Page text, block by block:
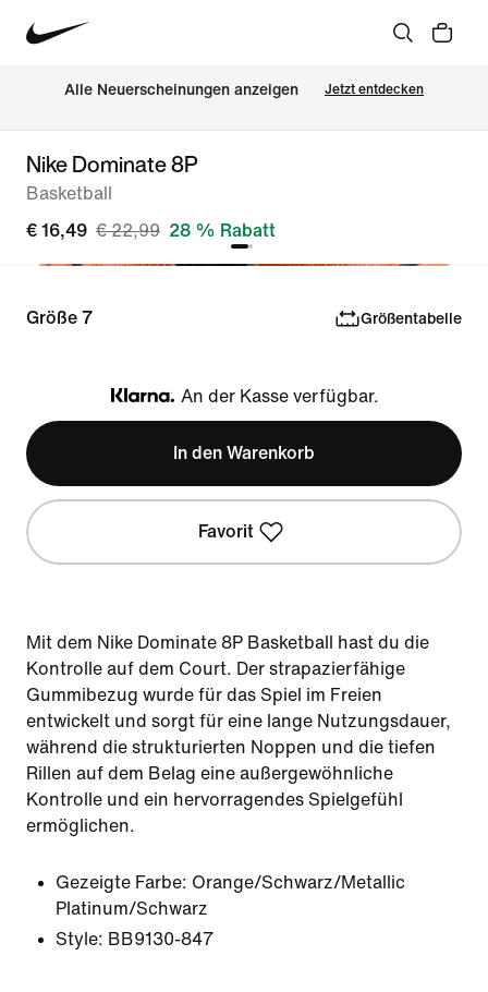
Alle Neuerscheinungen anzeigen Jetzt entdecken
Nike Dominate 8P
Basketball
€ 16,49 € 22,99 28 % Rabatt
Größe 7 Größentabelle
Klarna
An der Kasse verfügbar.
In den Warenkorb
Favorit
Mit dem Nike Dominate 8P Basketball hast du die
Kontrolle auf dem Court. Der strapazierfähige
Gummibezug wurde für das Spiel im Freien
entwickelt und sorgt für eine lange Nutzungsdauer,
während die strukturierten Noppen und die tiefen
Rillen auf dem Belag eine außergewöhnliche
Kontrolle und ein hervorragendes Spielgefühl
ermöglichen.
Gezeigte Farbe: Orange/Schwarz/Metallic
Platinum/Schwarz
Style: BB9130-847